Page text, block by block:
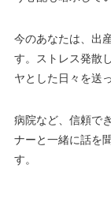
今のあなたは、出
す。ストレス発散
ヤとした日々を送
病院など、信頼で
ナーと一緒に話を
す。